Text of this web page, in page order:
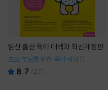
임신 출산 육아 대백과 최신개정판
초보 부모를 위한 육아 바이블
8.7 ( 27)